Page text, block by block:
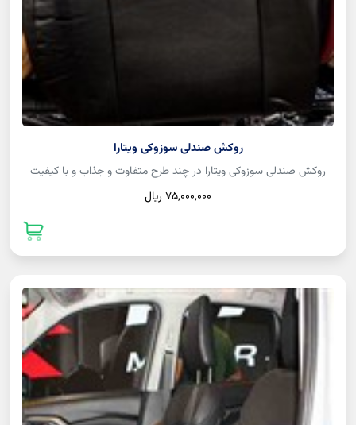
روکش صندلی سوزوکی ویتارا
روکش صندلی سوزوکی ویتارا در چند طرح متفاوت و جذاب و با کیفیت
75,000,000 ريال